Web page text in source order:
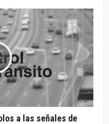
a las señales de